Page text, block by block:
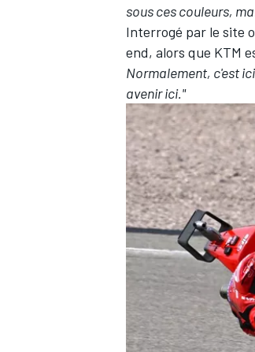
sous ces couleurs,
Interrogé par le site
end, alors que KTM
Normalement, c'est
avenir ici."